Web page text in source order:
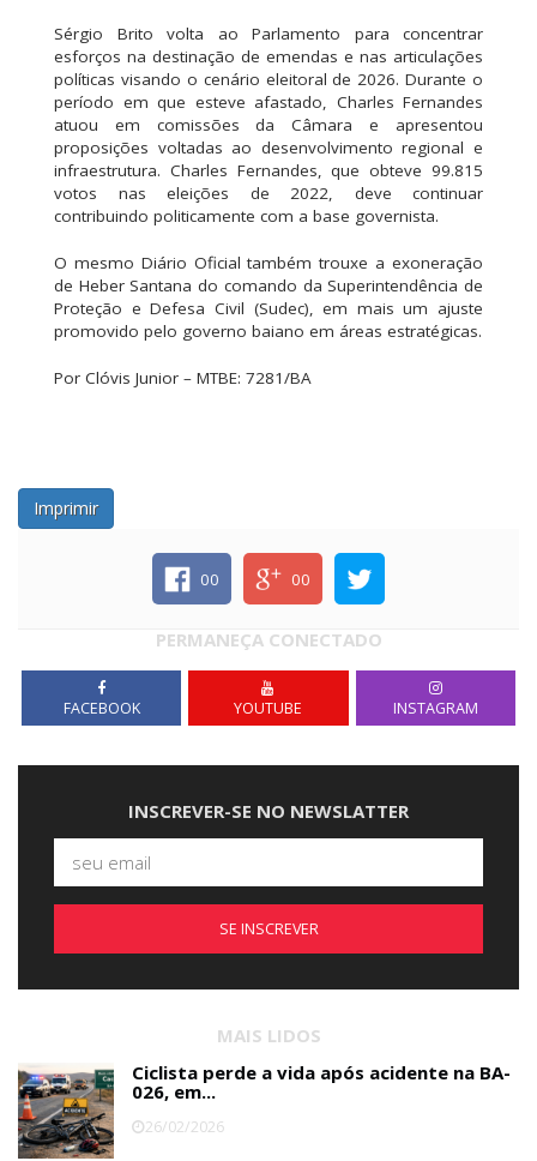
Sérgio Brito volta ao Parlamento para concentrar
esforços na destinação de emendas e nas articulações
políticas visando o cenário eleitoral de 2026. Durante o
período em que esteve afastado, Charles Fernandes
atuou em comissões da Câmara e apresentou
proposições voltadas ao desenvolvimento regional e
infraestrutura. Charles Fernandes, que obteve 99.815
votos nas eleições de 2022, deve continuar
contribuindo politicamente com a base governista.
O mesmo Diário Oficial também trouxe a exoneração
de Heber Santana do comando da Superintendência de
Proteção e Defesa Civil (Sudec), em mais um ajuste
promovido pelo governo baiano em áreas estratégicas.
Por Clóvis Junior – MTBE: 7281/BA
Imprimir
00 00
PERMANEÇA CONECTADO
FACEBOOK YOUTUBE INSTAGRAM
INSCREVER-SE NO NEWSLATTER
SE INSCREVER
MAIS LIDOS
Ciclista perde a vida após acidente na BA-
026, em...
26/02/2026